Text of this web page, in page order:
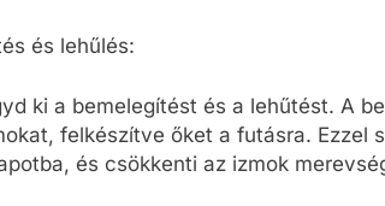
és lehűlés:
ki a bemelegítést és a lehűtést. A
felkészítve őket a futásra. Ezzel
és csökkenti az izmok